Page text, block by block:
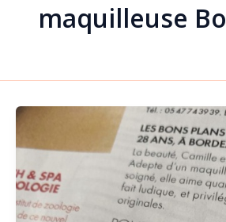
maquilleuse